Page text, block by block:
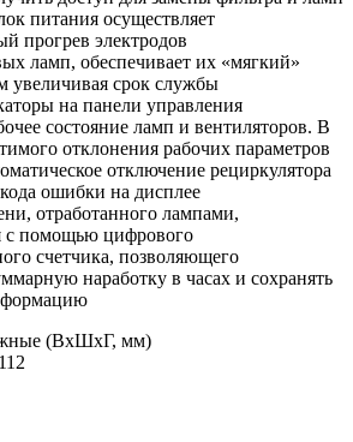
питания осуществляет
прогрев электродов
ламп, обеспечивает их «мягкий»
увеличивая срок службы
на панели управления
состояние ламп и вентиляторов. В
отклонения рабочих параметров
отключение рециркулятора
ошибки на дисплее
отработанного лампами,
с помощью цифрового
счетчика, позволяющего
наработку в часах и сохранять
(ВхШхГ, мм)